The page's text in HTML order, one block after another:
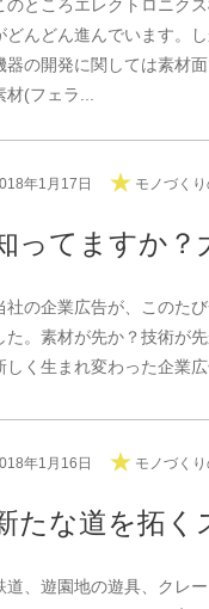
のところエレクトロニク
どんどん進んでいます。
器の開発に関しては素材
材(フェラ...
年1月17日 モノづくり
ってますか？
社の企業広告が、このた
た。素材が先か？技術が
しく生まれ変わった企業
年1月16日 モノづくり
たな道を拓く
道、遊園地の遊具、クレ